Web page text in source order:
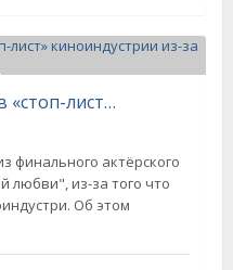
Дмитрий Нагиев попал в «стоп-лист» киноиндустрии из-за своих высказываний о СВО
финального актёрского
любви", из-за того что
Об этом